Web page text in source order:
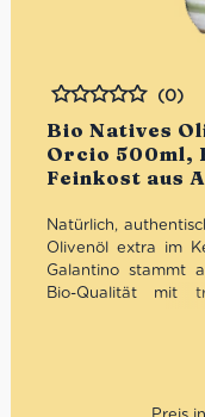
Bio Natives
Orcio 500ml,
Feinkost aus
Bewertet
(0)
Natürlich,
Olivenöl extra im
Galantino stammt
Bio-Qualität mit
ideal für
hochwertige
Mengenrabatt: